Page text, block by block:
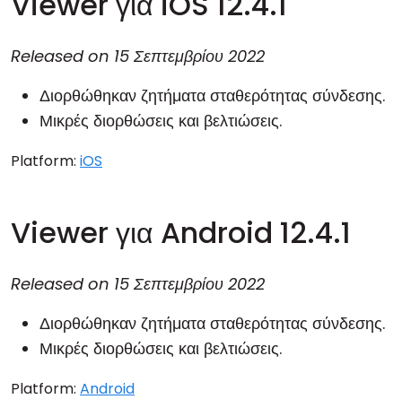
Released on 15 Σεπτεμβρίου 2022
Διορθώθηκαν ζητήματα σταθερότητας σύνδεσης.
Μικρές διορθώσεις και βελτιώσεις.
Platform: iOS
Viewer για Android 12.4.1
Released on 15 Σεπτεμβρίου 2022
Διορθώθηκαν ζητήματα σταθερότητας σύνδεσης.
Μικρές διορθώσεις και βελτιώσεις.
Platform: Android